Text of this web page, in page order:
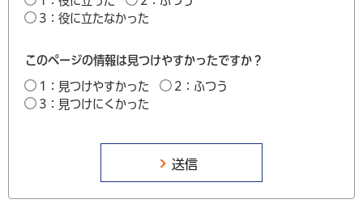
3：役に立たなかった
このページの情報は見つけやすかったですか？
1：見つけやすかった
2：ふつう
3：見つけにくかった